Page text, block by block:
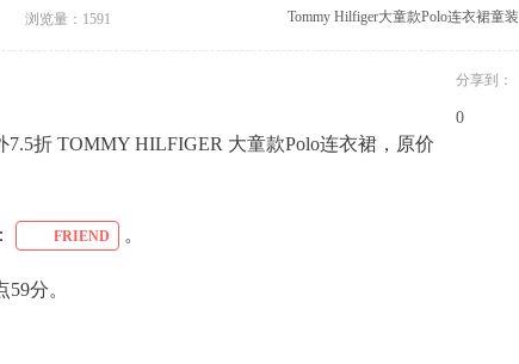
浏览量：1591 Tommy Hilfiger大童款Polo连衣裙童装
分享到：
0
折 TOMMY HILFIGER 大童款Polo连衣裙，原价
FRIEND 。
分。